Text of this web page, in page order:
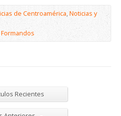
de Centroamérica,Noticias y
Formandos
Recientes